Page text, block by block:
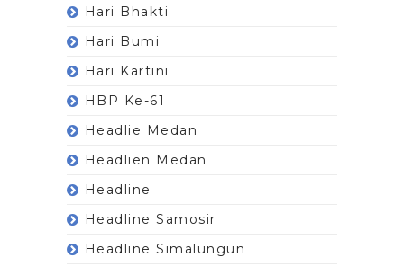
Hari Bhakti
Hari Bumi
Hari Kartini
HBP Ke-61
Headlie Medan
Headlien Medan
Headline
Headline Samosir
Headline Simalungun